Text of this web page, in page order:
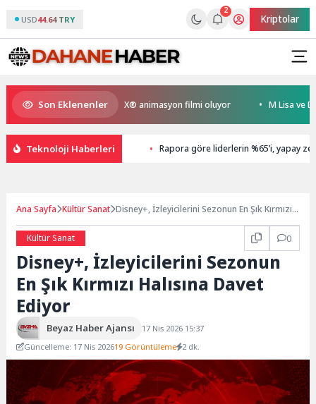
USD44.64 TRY
2
Kriptolar
Son Eklenenler
Kral Türkiye’nin ilk IMAX® animasyon filmi oluyor M Lisa ve Dolu
Teknoloji Haberleri Rapora göre liderlerin %65’i, yapay
Ana Sayfa Kültür Sanat Disney+, İzleyicilerini Sezonun En Şık Kırmızı
Kültür Sanat
0
Disney+, İzleyicilerini Sezonun
En Şık Kırmızı Halısına Davet
Ediyor
Beyaz Haber Ajansı
17 Nis 2026 15:37
Güncelleme: 17 Nis 202619 Görüntüleme 2 dk.